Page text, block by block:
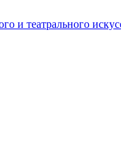
и театрального